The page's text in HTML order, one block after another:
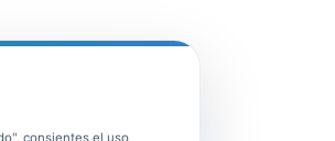
consientes el uso